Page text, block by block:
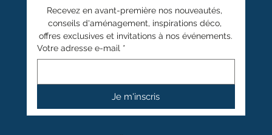
Recevez en avant-première nos nouveautés,
conseils d'aménagement, inspirations déco,
offres exclusives et invitations à nos événements.
Votre adresse e-mail *
Je m'inscris